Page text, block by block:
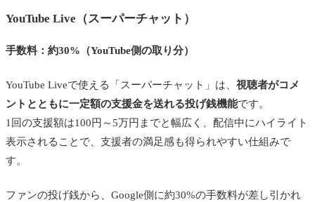
YouTube Live（スーパーチャット）
手数料：約30%（YouTube側の取り分）
YouTube Liveで使える「スーパーチャット」は、 視聴者がコメ
ントとともに一定額の支援金を送れる投げ銭機能です。
1回の支援額は100円～5万円までと幅広く、配信中にハイライト
表示されることで、支援者の満足感も得られやすい仕組みで
す。
ファンの投げ銭から、Google側に約30%の手数料が差し引かれ